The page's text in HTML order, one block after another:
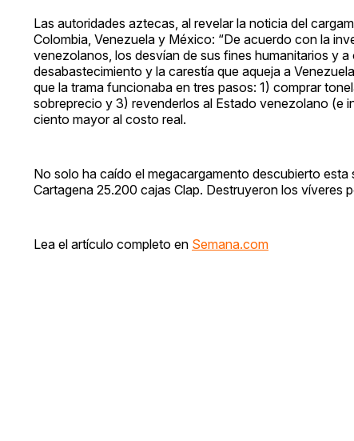
Las autoridades aztecas, al revelar la noticia del
Colombia, Venezuela y México: “De acuerdo con la
venezolanos, los desvían de sus fines humanitarios y
desabastecimiento y la carestía que aqueja a
que la trama funcionaba en tres pasos: 1) comprar
sobreprecio y 3) revenderlos al Estado venezolano (e
ciento mayor al costo real.
No solo ha caído el megacargamento descubierto
Cartagena 25.200 cajas Clap. Destruyeron los víveres
Lea el artículo completo en Semana.com